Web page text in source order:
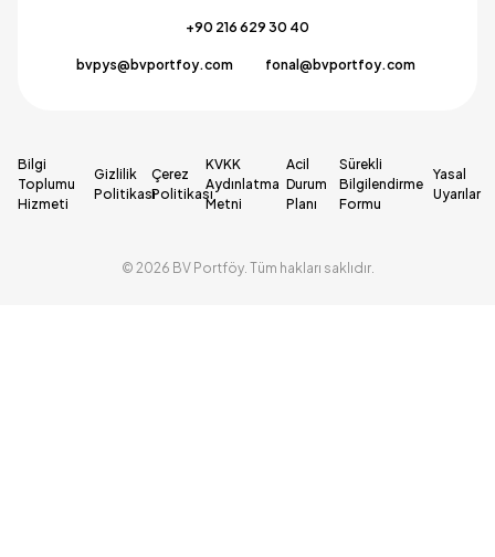
+90 216 629 30 40
bvpys@bvportfoy.com fonal@bvportfoy.com
Bilgi
Toplumu
Hizmeti
Gizlilik
Politikası
Çerez
Politikası
KVKK
Aydınlatma
Metni
Acil
Durum
Planı
Sürekli
Bilgilendirme
Formu
Yasal
Uyarılar
© 2026 BV Portföy. Tüm hakları saklıdır.